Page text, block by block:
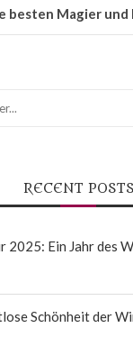
besten Magier und
RECENT POSTS
2025: Ein Jahr des
Schönheit der